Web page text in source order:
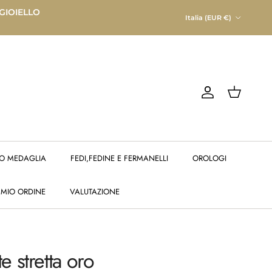
Italia (EUR €)
AccountCarrello
MEDAGLIA FEDI,FEDINE E FERMANELLI OROLOGI
ORDINE VALUTAZIONE
stretta oro